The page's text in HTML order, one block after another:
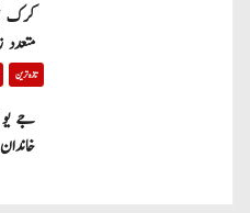
متعدد
تازہ ترین
جے یو